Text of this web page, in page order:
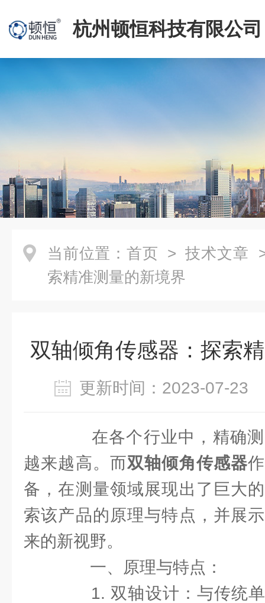
杭州顿恒科技有限公司
当前位置： 首页 > 技术文章
索精准测量的新境界
双轴倾角传感器：探索
更新时间：2023-07-
在各个行业中，精确测
越来越高。而双轴倾角传感器
备，在测量领域展现出了巨大
索该产品的原理与特点，并展
来的新视野。
一、原理与特点：
1. 双轴设计：与传统单